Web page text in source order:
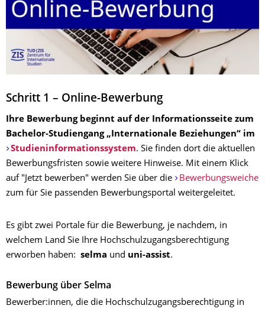
Schritt 1 – Online-Bewerbung
Ihre Bewerbung beginnt auf der Informationsseite zum
Bachelor-Studiengang„Internationale Beziehungen“ im
Studieninformationssystem. Sie finden dort die aktuellen
Bewerbungsfristen sowie weitere Hinweise. Mit einem Klick
auf "Jetzt bewerben" werden Sie über die
Bewerbungsweiche
zum für Sie passenden Bewerbungsportal weitergeleitet.
Es gibt zwei Portale für die Bewerbung, je nachdem, in
welchem Land Sie Ihre Hochschulzugangsberechtigung
erworben haben: selma und uni-assist.
Bewerbung über Selma
Bewerber:innen, die die Hochschulzugangsberechtigung in